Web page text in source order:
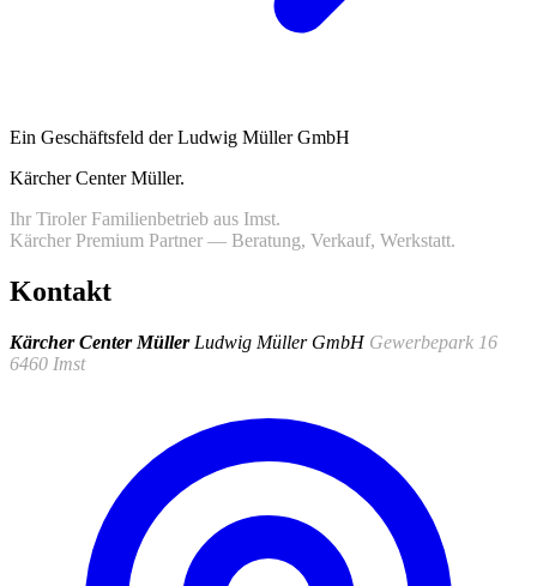
Ein Geschäftsfeld der Ludwig Müller GmbH
Kärcher Center Müller.
Ihr Tiroler Familienbetrieb aus Imst.
Kärcher Premium Partner — Beratung, Verkauf, Werkstatt.
Kontakt
Kärcher Center Müller Ludwig Müller GmbH Gewerbepark 16
6460 Imst